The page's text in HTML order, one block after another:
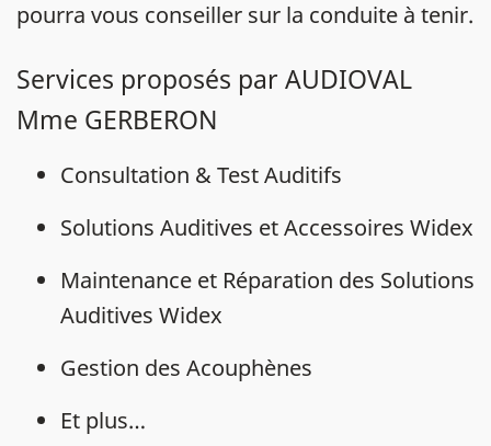
pourra vous conseiller sur la conduite à tenir.
Services proposés par AUDIOVAL
Mme GERBERON
Consultation & Test Auditifs
Solutions Auditives et Accessoires Widex
Maintenance et Réparation des Solutions
Auditives Widex
Gestion des Acouphènes
Et plus…